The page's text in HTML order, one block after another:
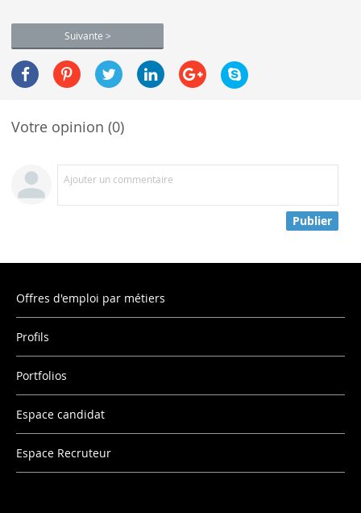
Suivante >
Votre opinion (0)
Ajouter un commentaire
Publier
Offres d'emploi par métiers
Profils
Portfolios
Espace candidat
Espace Recruteur